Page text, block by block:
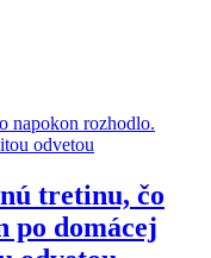
tretinu, čo
po domácej